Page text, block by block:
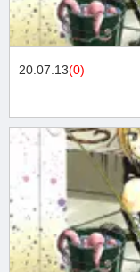
20.07.13(0)